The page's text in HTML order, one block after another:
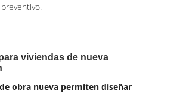
viviendas de nueva
obra nueva permiten diseñar